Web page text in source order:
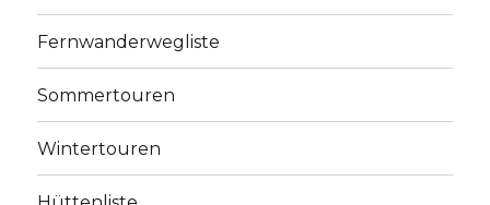
Fernwanderwegliste
Sommertouren
Wintertouren